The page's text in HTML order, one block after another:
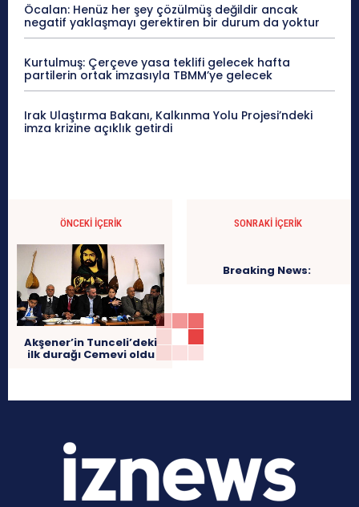
Öcalan: Henüz her şey çözülmüş değildir ancak
negatif yaklaşmayı gerektiren bir durum da yoktur
Kurtulmuş: Çerçeve yasa teklifi gelecek hafta
partilerin ortak imzasıyla TBMM’ye gelecek
Irak Ulaştırma Bakanı, Kalkınma Yolu Projesi’ndeki
imza krizine açıklık getirdi
ÖNCEKI İÇERIK
Akşener’in Tunceli’deki
ilk durağı Cemevi oldu
SONRAKI İÇERIK
Breaking News: